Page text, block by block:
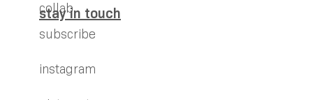
stay in touch
subscribe
instagram
collab